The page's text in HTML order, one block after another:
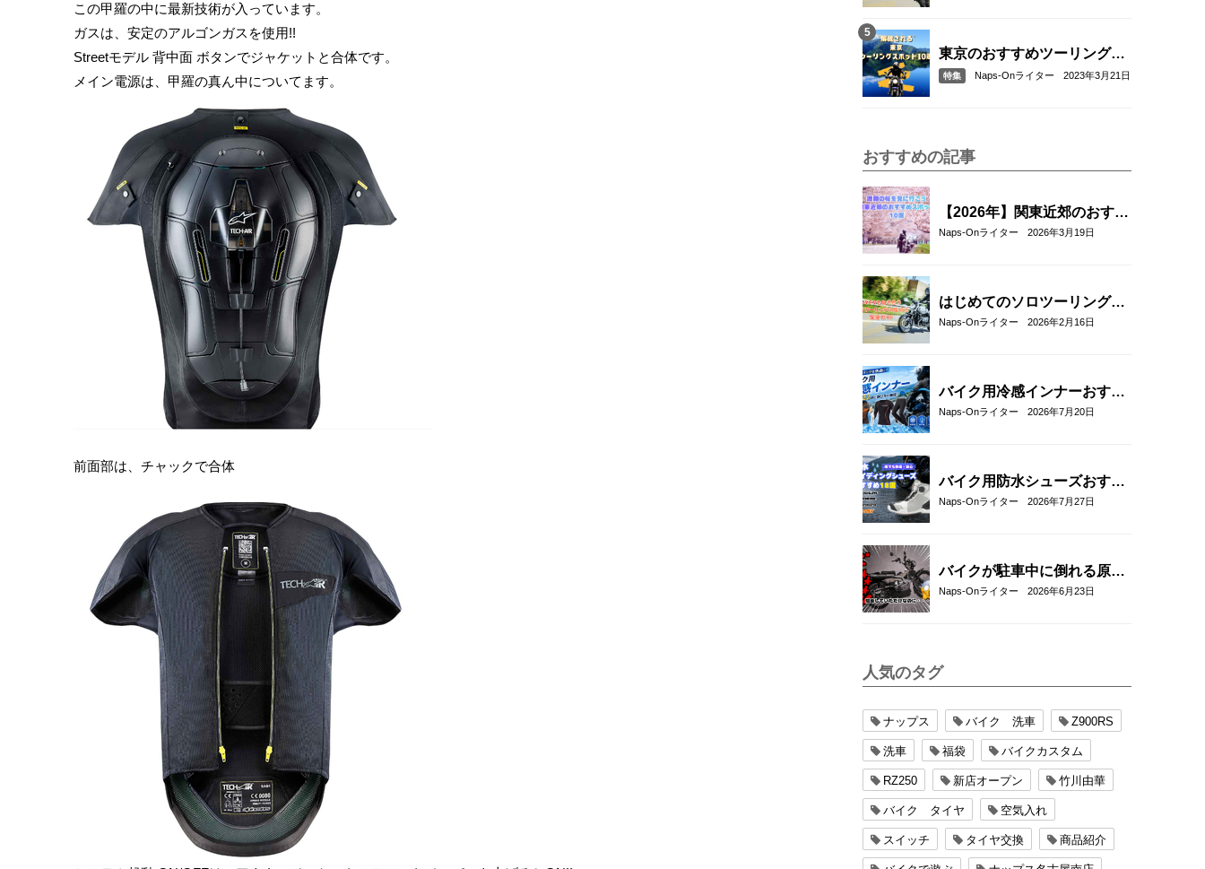
この甲羅の中に最新技術が入っています。
ガスは、安定のアルゴンガスを使用!!
Streetモデル 背中面 ボタンでジャケットと合体です。
メイン電源は、甲羅の真ん中についてます。
前面部は、チャックで合体
東京のおすすめツーリングス
ポット10選
特集 Naps-Onライター 2023年3月21日
おすすめの記事
【2026年】関東近郊のおすす
めお花見ツーリングスポット
Naps-Onライター 2026年3月19日
はじめてのソロツーリング完
全ガイド｜バイク初心者が不
Naps-Onライター 2026年2月16日
バイク用冷感インナーおすす
め22選！夏のツーリングを快
Naps-Onライター 2026年7月20日
バイク用防水シューズおすす
め18選！雨の日も快適なライ
Naps-Onライター 2026年7月27日
バイクが駐車中に倒れる原因
と対策5選｜転倒防止テクニ
Naps-Onライター 2026年6月23日
人気のタグ
ナップス バイク 洗車 Z900RS
洗車 福袋 バイクカスタム
RZ250 新店オープン 竹川由華
バイク タイヤ 空気入れ
スイッチ タイヤ交換 商品紹介